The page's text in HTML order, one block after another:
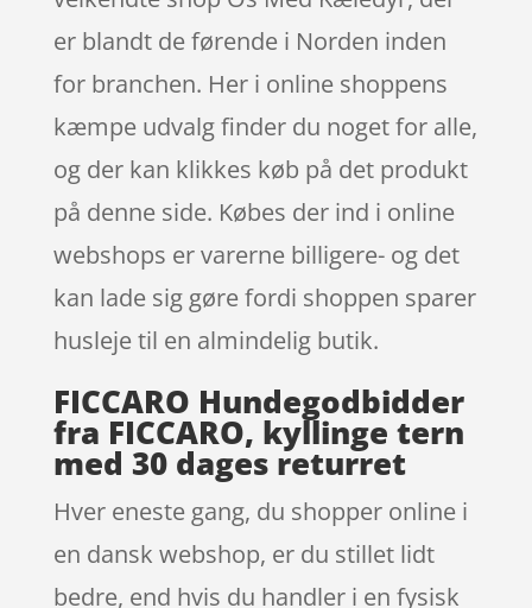
er blandt de førende i Norden inden
for branchen. Her i online shoppens
kæmpe udvalg finder du noget for alle,
og der kan klikkes køb på det produkt
på denne side. Købes der ind i online
webshops er varerne billigere- og det
kan lade sig gøre fordi shoppen sparer
husleje til en almindelig butik.
FICCARO Hundegodbidder
fra FICCARO, kyllinge tern
med 30 dages returret
Hver eneste gang, du shopper online i
en dansk webshop, er du stillet lidt
bedre, end hvis du handler i en fysisk